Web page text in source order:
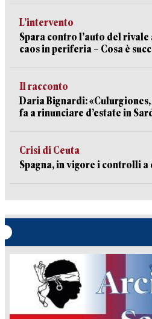
L’intervento
Spara contro l’auto del
caos in periferia – Cosa è
Il racconto
Daria Bignardi: «Culurgiones,
fa a rinunciare d’estate in
Crisi di Ceuta
Spagna, in vigore i controlli